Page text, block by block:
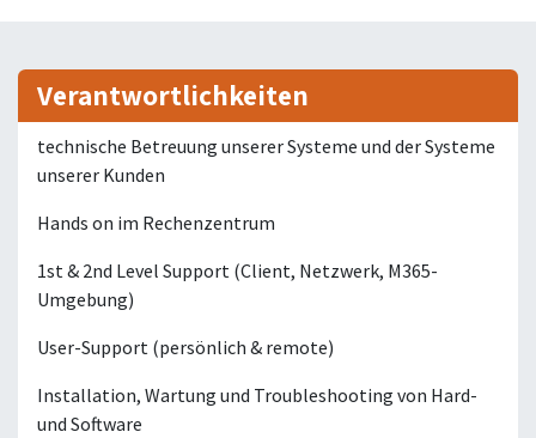
Verantwortlichkeiten
technische Betreuung unserer Systeme und der Systeme
unserer Kunden
Hands on im Rechenzentrum
1st & 2nd Level Support (Client, Netzwerk, M365-
Umgebung)
User-Support (persönlich & remote)
Installation, Wartung und Troubleshooting von Hard-
und Software